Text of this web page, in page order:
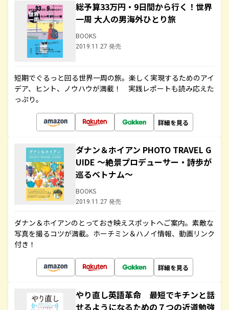
総予算33万円・9日間から行く！世界
一周 大人の男海外ひとり旅
BOOKS
2019.11.27 発売
短期でぐるっと回る世界一周の旅。楽しく実現するためのアイ
デア、ヒント、ノウハウが満載！ 実践レポートも読み応えた
っぷり。
詳細を見る
ダナン＆ホイアン PHOTO TRAVEL G
UIDE ～絶景プロデューサー・詩歩が
巡るベトナム～
BOOKS
2019.11.27 発売
ダナン＆ホイアンのとっておき映えスポットへご案内。素敵な
写真を撮るコツが満載。ホーチミン＆ハノイ情報、動画リンク
付き！
詳細を見る
やり直し英語革命 最短でキチンと話
せるようになるための７つの近道勉強